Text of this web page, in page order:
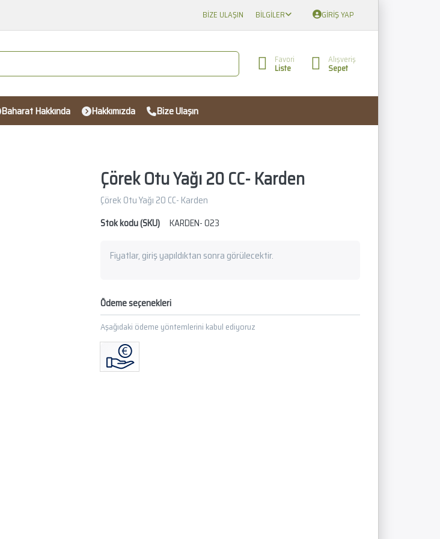
BIZE ULAŞIN BILGILER GIRIŞ YAP
Favori
Liste
Alışveriş
Sepet
Baharat Hakkında Hakkımızda Bize Ulaşın
Çörek Otu Yağı 20 CC- Karden
Çörek Otu Yağı 20 CC- Karden
Stok kodu (SKU)
KARDEN- 023
Fiyatlar, giriş yapıldıktan sonra görülecektir.
Ödeme seçenekleri
Aşağıdaki ödeme yöntemlerini kabul ediyoruz